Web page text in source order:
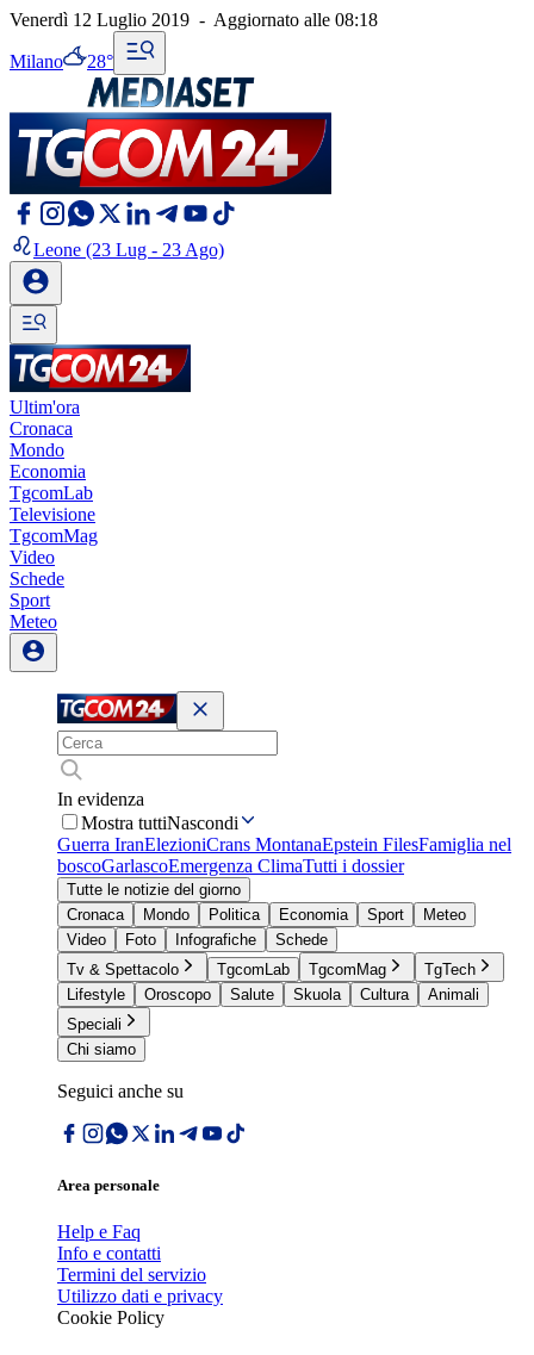
Venerdì 12 Luglio 2019 - Aggiornato alle 08:18
Milano 28°
Leone (23 Lug - 23 Ago)
Ultim'ora
Cronaca
Mondo
Economia
TgcomLab
Televisione
TgcomMag
Video
Schede
Sport
Meteo
In evidenza
Mostra tuttiNascondi
Guerra IranElezioniCrans MontanaEpstein FilesFamiglia nel
boscoGarlascoEmergenza ClimaTutti i dossier
Tutte le notizie del giorno
Cronaca
Mondo Politica Economia Sport
Meteo
Video
Foto Infografiche
Schede
Tv & Spettacolo
TgcomLab TgcomMag
TgTech
Lifestyle
Oroscopo Salute Skuola Cultura
Animali
Speciali
Chi siamo
Seguici anche su
Area personale
Help e Faq
Info e contatti
Termini del servizio
Utilizzo dati e privacy
Cookie Policy